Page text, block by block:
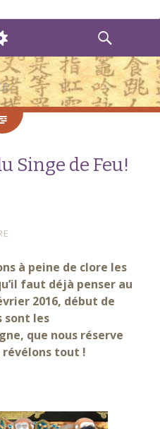
Singe de Feu!
à peine de clore les
faut déjà penser au
2016, début de
sont les
que nous réserve
tout !